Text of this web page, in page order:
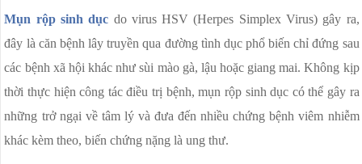
U XƠ CỔ TỬ CUNG
RỐI LOẠN KINH NGUYỆT
KHÍ HƯ BẤT THƯỜNG
NGỨA ÂM ĐẠO
GIA ĐÌNH
BỆNH HẬU MÔN
Mụn rộp sinh dục do virus HSV (Herpes Simplex Virus) gây ra,
đây là căn bệnh lây truyền qua đường tình dục phổ biến chỉ đứng sau
các bệnh xã hội khác như sùi mào gà, lậu hoặc giang mai. Không kịp
thời thực hiện công tác điều trị bệnh, mụn rộp sinh dục có thể gây ra
những trở ngại về tâm lý và đưa đến nhiều chứng bệnh viêm nhiễm
khác kèm theo, biến chứng nặng là ung thư.